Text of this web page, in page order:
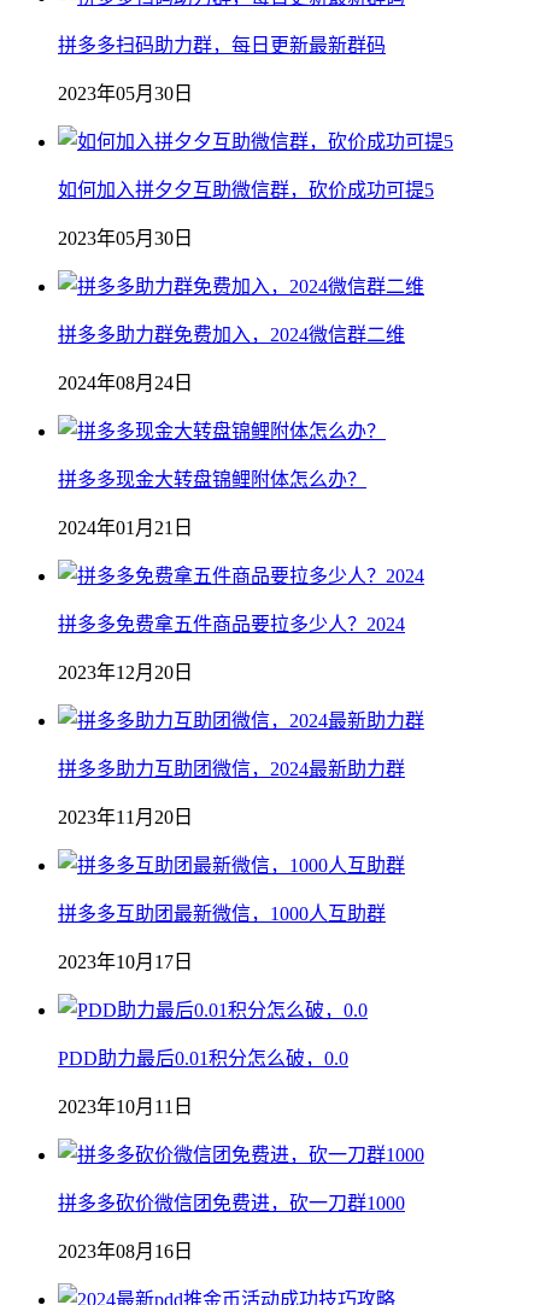
拼多多扫码助力群，每日更新最新群码
2023年05月30日
如何加入拼夕夕互助微信群，砍价成功可提5
2023年05月30日
拼多多助力群免费加入，2024微信群二维
2024年08月24日
拼多多现金大转盘锦鲤附体怎么办？
2024年01月21日
拼多多免费拿五件商品要拉多少人？2024
2023年12月20日
拼多多助力互助团微信，2024最新助力群
2023年11月20日
拼多多互助团最新微信，1000人互助群
2023年10月17日
PDD助力最后0.01积分怎么破，0.0
2023年10月11日
拼多多砍价微信团免费进，砍一刀群1000
2023年08月16日